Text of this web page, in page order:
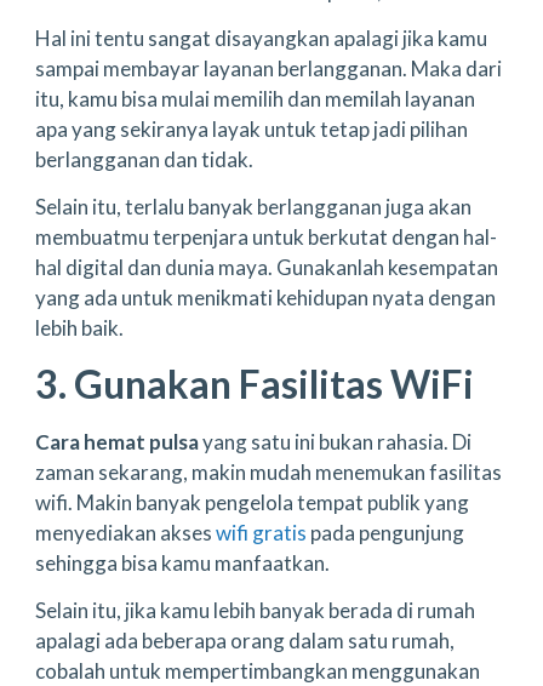
Hal ini tentu sangat disayangkan apalagi jika kamu
sampai membayar layanan berlangganan. Maka dari
itu, kamu bisa mulai memilih dan memilah layanan
apa yang sekiranya layak untuk tetap jadi pilihan
berlangganan dan tidak.
Selain itu, terlalu banyak berlangganan juga akan
membuatmu terpenjara untuk berkutat dengan hal-
hal digital dan dunia maya. Gunakanlah kesempatan
yang ada untuk menikmati kehidupan nyata dengan
lebih baik.
3. Gunakan Fasilitas WiFi
Cara hemat pulsayang satu ini bukan rahasia. Di
zaman sekarang, makin mudah menemukan fasilitas
wifi. Makin banyak pengelola tempat publik yang
menyediakan akseswifi gratis pada pengunjung
sehingga bisa kamu manfaatkan.
Selain itu, jika kamu lebih banyak berada di rumah
apalagi ada beberapa orang dalam satu rumah,
cobalah untuk mempertimbangkan menggunakan